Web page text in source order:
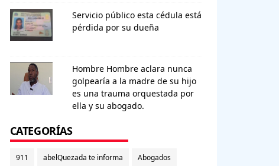
Servicio público esta cédula está
pérdida por su dueña
Hombre Hombre aclara nunca
golpearía a la madre de su hijo
es una trauma orquestada por
ella y su abogado.
CATEGORÍAS
911 abelQuezada te informa Abogados